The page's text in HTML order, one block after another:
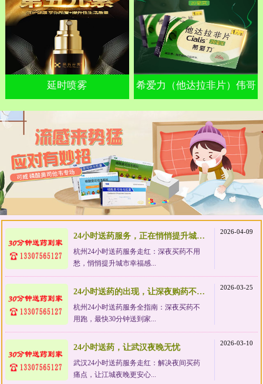
延时喷雾 希爱力（他达拉非片）伟哥
24小时送药服务，正在悄悄提升城市幸福感
杭州24小时送药服务走红：深夜买药不用
愁，悄悄提升城市幸福感...
2026-04-09
24小时送药的出现，让深夜购药不再狼狈
杭州24小时送药服务全指南：深夜买药不
用跑，最快30分钟送到家...
2026-03-25
24小时送药，让武汉夜晚无忧
武汉24小时送药服务走红：解决夜间买药
痛点，让江城夜晚更安心...
2026-03-10